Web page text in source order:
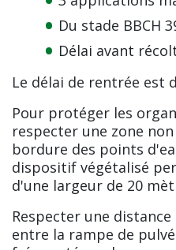
Du stade BBCH
Délai avant
Le délai de rentrée est
Pour protéger les
respecter une zone
bordure des points
dispositif végétalisé
d'une largeur de 20
Respecter une
entre la rampe de